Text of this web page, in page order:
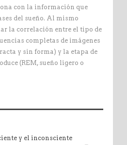
con la información que
del sueño. Al mismo
la correlación entre el tipo de
completas de imágenes
y sin forma) y la etapa de
(REM, sueño ligero o
y el inconsciente